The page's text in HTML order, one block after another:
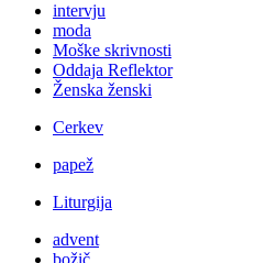
intervju
moda
Moške skrivnosti
Oddaja Reflektor
Ženska ženski
Cerkev
papež
Liturgija
advent
božič